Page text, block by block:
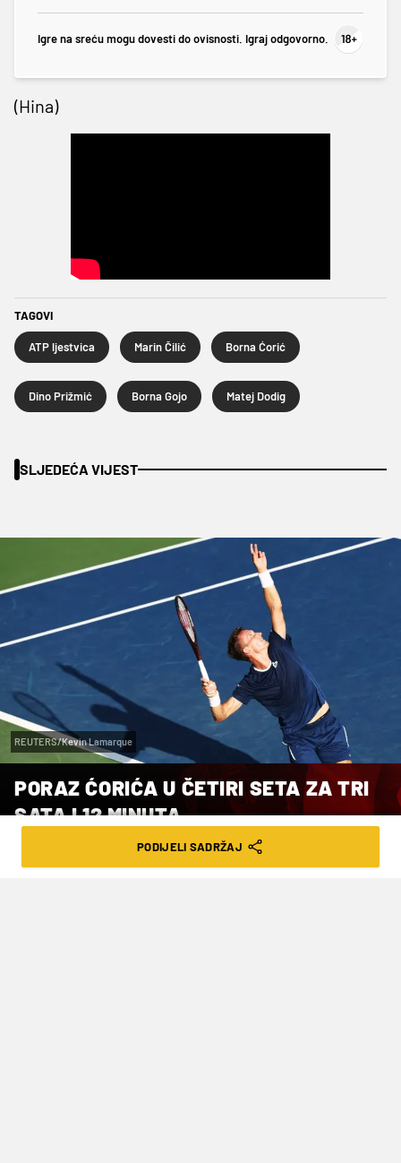
Igre na sreću mogu dovesti do ovisnosti. Igraj odgovorno.
(Hina)
TAGOVI
ATP ljestvica Marin Čilić Borna Ćorić
Dino Prižmić Borna Gojo Matej Dodig
SLJEDEĆA VIJEST
REUTERS/Kevin Lamarque
PORAZ ĆORIĆA U ČETIRI SETA ZA TRI
SATA I 12 MINUTA
PODIJELI SADRŽAJ